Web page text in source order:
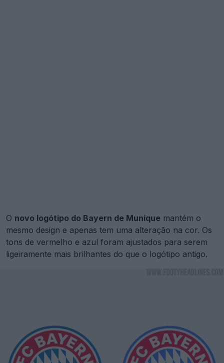
O novo logótipo do Bayern de Munique mantém o
mesmo design e apenas tem uma alteração na cor. Os
tons de vermelho e azul foram ajustados para serem
ligeiramente mais brilhantes do que o logótipo antigo.